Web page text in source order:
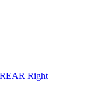
Right